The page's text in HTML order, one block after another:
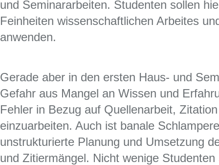
und Seminararbeiten. Studenten sollen
Feinheiten wissenschaftlichen Arbeites
anwenden.
Gerade aber in den ersten Haus- und
Gefahr aus Mangel an Wissen und
Fehler in Bezug auf Quellenarbeit,
einzuarbeiten. Auch ist banale
unstrukturierte Planung und Umsetzung
und Zitiermängel. Nicht wenige